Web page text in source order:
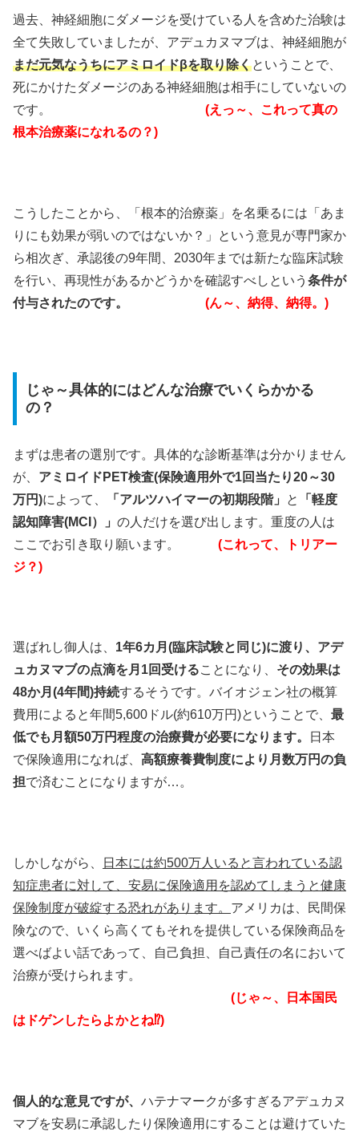
過去、神経細胞にダメージを受けている人を含めた治験は
全て失敗していましたが、アデュカヌマブは、神経細胞が
まだ元気なうちにアミロイドβを取り除くということで、
死にかけたダメージのある神経細胞は相手にしていないの
です。
(えっ～、これって真の
根本治療薬になれるの？)
こうしたことから、「根本的治療薬」を名乗るには「あま
りにも効果が弱いのではないか？」という意見が専門家か
ら相次ぎ、承認後の9年間、2030年までは新たな臨床試験
を行い、再現性があるかどうかを確認すべしという 条件が
付与されたのです。
(ん～、納得、納得。)
じゃ～具体的にはどんな治療でいくらかかる
の？
まずは患者の選別です。具体的な診断基準は分かりません
が、 アミロイドPET検査(保険適用外で1回当たり20～30
万円)によって、 「アルツハイマーの初期段階」 と
「軽度
認知障害(MCI）」 の人だけを選び出します。重度の人は
ここでお引き取り願います。
(これって、トリアー
ジ？)
選ばれし御人は、 1年6カ月(臨床試験と同じ)に渡り、アデ
ュカヌマブの点滴を月1回受けることになり、 その効果は
48か月(4年間)持続するそうです。バイオジェン社の概算
費用によると年間5,600ドル(約610万円)ということで、 最
低でも月額50万円程度の治療費が必要になります。
日本
で保険適用になれば、 高額療養費制度により月数万円の負
担で済むことになりますが…。
しかしながら、
日本には約500万人いると言われている認
知症患者に対して、安易に保険適用を認めてしまうと健康
保険制度が破綻する恐れがあります。 アメリカは、民間保
険なので、いくら高くてもそれを提供している保険商品を
選べばよい話であって、自己負担、自己責任の名において
治療が受けられます。
(じゃ～、日本国民
はドゲンしたらよかとね⁉)
個人的な意見ですが、 ハテナマークが多すぎるアデュカヌ
マブを安易に承認したり保険適用にすることは避けていた